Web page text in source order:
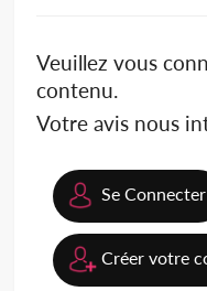
Veuillez vous
contenu.
Votre avis nous
Se Connecter
Créer votre